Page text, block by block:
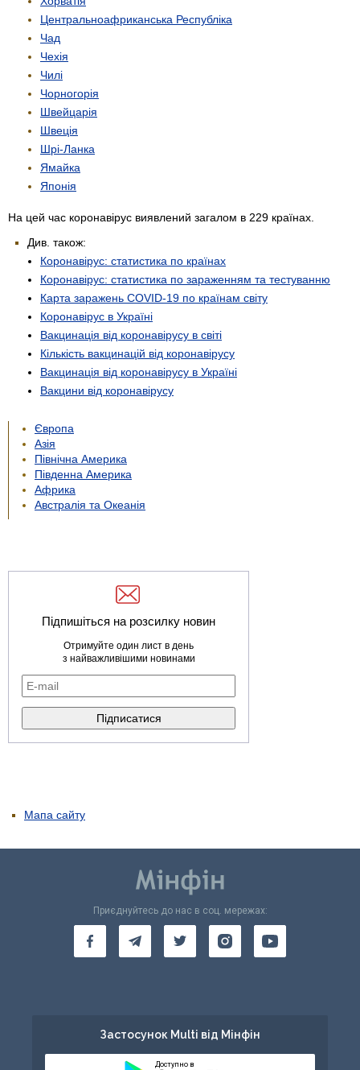
Центрально­африканська Республіка
Чад
Чехія
Чилі
Чорногорія
Швейцарія
Швеція
Шрі-Ланка
Ямайка
Японія
На цей час коронавірус виявлений загалом в 229 країнах.
Див. також:
Коронавірус: статистика по країнах
Коронавірус: статистика по зараженням та тестуванню
Карта заражень COVID-19 по країнам світу
Коронавірус в Україні
Вакцинація від коронавірусу в світі
Кількість вакцинацій від коронавірусу
Вакцинація від коронавірусу в Україні
Вакцини від коронавірусу
Європа
Азія
Північна Америка
Південна Америка
Африка
Австралія та Океанія
Підпишіться на розсилку новин
Отримуйте один лист в день
з найважливішими новинами
Мапа сайту
Приєднуйтесь до нас в соц. мережах:
Застосунок Multi від Мінфін
Доступно в